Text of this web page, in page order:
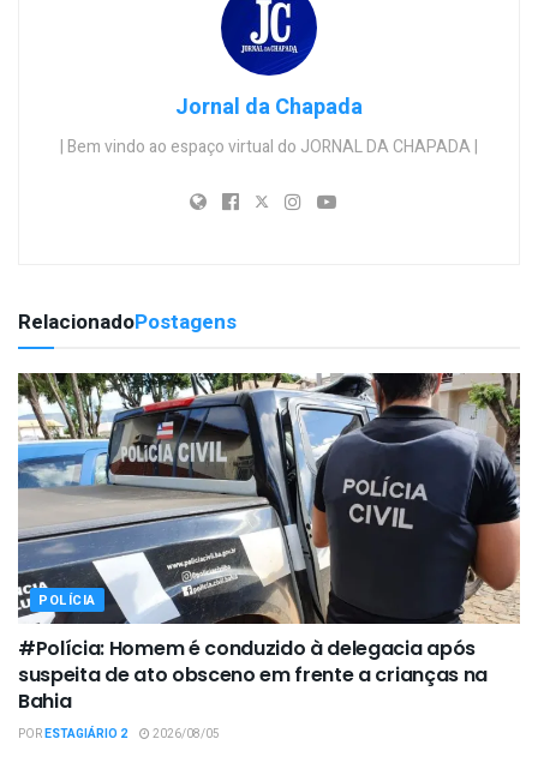
Jornal da Chapada
| Bem vindo ao espaço virtual do JORNAL DA CHAPADA |
RelacionadoPostagens
POLÍCIA
#Polícia: Homem é conduzido à delegacia após
suspeita de ato obsceno em frente a crianças na
Bahia
PORESTAGIÁRIO 2 2026/08/05